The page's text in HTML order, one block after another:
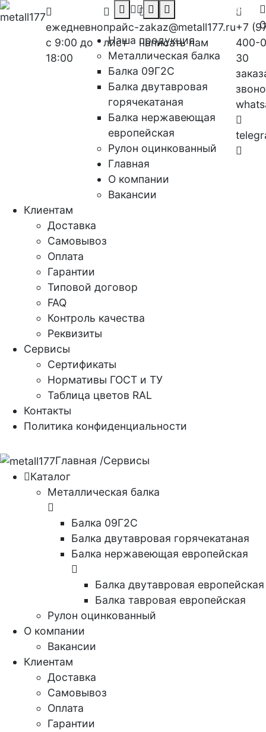
ежедневно
с 9:00 до
18:00
прайс-
лист
zakaz@metall177.ru
написать нам
+7
400-
30
Заказать звонок
0
Наша продукция
Металлическая балка
Балка 09Г2С
Балка двутавровая
горячекатаная
Балка нержавеющая
европейская
Рулон оцинкованный
Главная
О компании
Вакансии
Клиентам
Доставка
Самовывоз
Оплата
Гарантии
Типовой договор
FAQ
Контроль качества
Реквизиты
Сервисы
Сертификаты
Нормативы ГОСТ и ТУ
Таблица цветов RAL
Контакты
Политика конфиденциальности
Каталог
Металлическая балка
Балка 09Г2С
Балка двутавровая горячекатаная
Балка нержавеющая европейская
Балка двутавровая европейская
Балка тавровая европейская
Рулон оцинкованный
О компании
Вакансии
Клиентам
Доставка
Самовывоз
Оплата
Гарантии
Главная /Сервисы